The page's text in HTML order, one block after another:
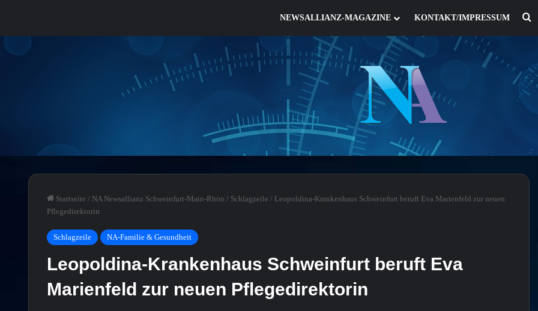
NEWSALLIANZ-MAGAZINE KONTAKT/IMPRESSUM
Startseite / NA Newsallianz Schweinfurt-Main-Rhön / Schlagzeile / Leopoldina-Krankenhaus Schweinfurt beruft Eva Marienfeld zur neuen
Pflegedirektorin
Schlagzeile NA-Familie & Gesundheit
Leopoldina-Krankenhaus Schweinfurt beruft Eva
Marienfeld zur neuen Pflegedirektorin